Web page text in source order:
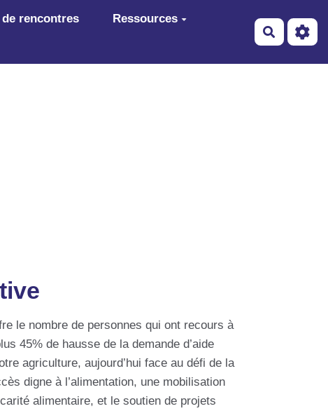
rencontres
Ressources
le nombre de personnes qui ont recours à
45% de hausse de la demande d’aide
agriculture, aujourd’hui face au défi de la
digne à l’alimentation, une mobilisation
alimentaire, et le soutien de projets